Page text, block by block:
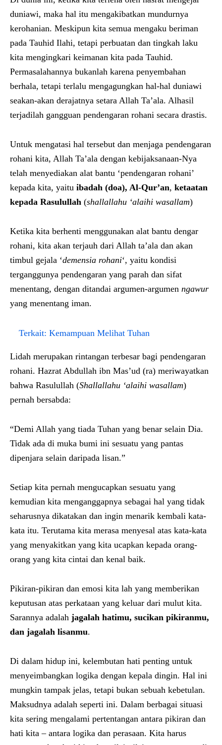
duniawi, maka hal itu mengakibatkan mundurnya
kerohanian. Meskipun kita semua mengaku beriman
pada Tauhid Ilahi, tetapi perbuatan dan tingkah laku
kita mengingkari keimanan kita pada Tauhid.
Permasalahannya bukanlah karena penyembahan
berhala, tetapi terlalu mengagungkan hal-hal duniawi
seakan-akan derajatnya setara Allah Ta’ala. Alhasil
terjadilah gangguan pendengaran rohani secara drastis.
Untuk mengatasi hal tersebut dan menjaga pendengaran
rohani kita, Allah Ta’ala dengan kebijaksanaan-Nya
telah menyediakan alat bantu ‘pendengaran rohani’
kepada kita, yaitu ibadah (doa), Al-Qur’an, ketaatan
kepada Rasulullah (shallallahu ‘alaihi wasallam)
Ketika kita berhenti menggunakan alat bantu dengar
rohani, kita akan terjauh dari Allah ta’ala dan akan
timbul gejala ‘demensia rohani‘, yaitu kondisi
terganggunya pendengaran yang parah dan sifat
menentang, dengan ditandai argumen-argumen ngawur
yang menentang iman.
Terkait: Kemampuan Melihat Tuhan
Lidah merupakan rintangan terbesar bagi pendengaran
rohani. Hazrat Abdullah ibn Mas’ud (ra) meriwayatkan
bahwa Rasulullah (Shallallahu ‘alaihi wasallam)
pernah bersabda:
“Demi Allah yang tiada Tuhan yang benar selain Dia.
Tidak ada di muka bumi ini sesuatu yang pantas
dipenjara selain daripada lisan.”
Setiap kita pernah mengucapkan sesuatu yang
kemudian kita menganggapnya sebagai hal yang tidak
seharusnya dikatakan dan ingin menarik kembali kata-
kata itu. Terutama kita merasa menyesal atas kata-kata
yang menyakitkan yang kita ucapkan kepada orang-
orang yang kita cintai dan kenal baik.
Pikiran-pikiran dan emosi kita lah yang memberikan
keputusan atas perkataan yang keluar dari mulut kita.
Sarannya adalah jagalah hatimu, sucikan pikiranmu,
dan jagalah lisanmu.
Di dalam hidup ini, kelembutan hati penting untuk
menyeimbangkan logika dengan kepala dingin. Hal ini
mungkin tampak jelas, tetapi bukan sebuah kebetulan.
Maksudnya adalah seperti ini. Dalam berbagai situasi
kita sering mengalami pertentangan antara pikiran dan
hati kita – antara logika dan perasaan. Kita harus